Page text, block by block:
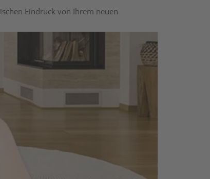
Eindruck von Ihrem neuen